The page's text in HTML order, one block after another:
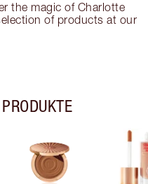
the magic of Charlotte
of products at our